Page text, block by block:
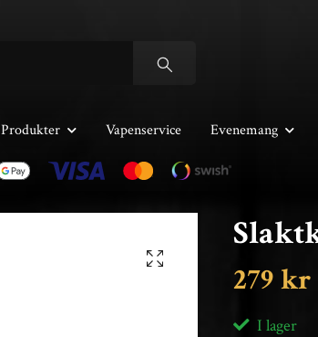
Produkter Vapenservice Evenemang
279 kr
I lager